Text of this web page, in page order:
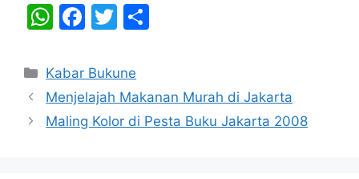
W
at
s
A
F
c
e
b
T
itt
er e
Categories
Kabar Bukune
Menjelajah Makanan Murah di Jakarta
Maling Kolor di Pesta Buku Jakarta 2008